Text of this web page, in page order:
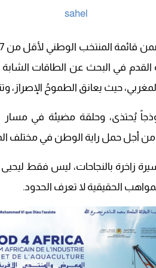
القدم في البحث عن الطاقات
حيث يعانق الطموحُ الإصرارَ،
يُحتذى، وحلقة مضيئة في مسار
من أجل حمل راية الوطن في مختلف
زاخرة بالنجاحات، ليس فقط ليحيى
الحقيقية لا تعرف الحدود.